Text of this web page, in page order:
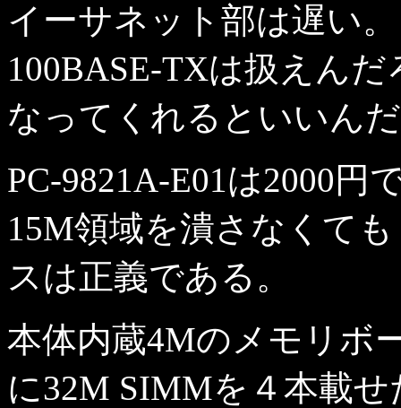
イーサネット部は遅い
100BASE-TXは扱えん
なってくれるといいん
PC-9821A-E01は2000円
15M領域を潰さなくて
スは正義である。
本体内蔵4Mのメモリボ
に32M SIMMを４本載せ